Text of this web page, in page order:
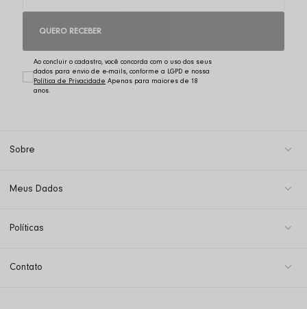
QUERO RECEBER
Ao concluir o cadastro, você concorda com o uso dos seus
dados para envio de e-mails, conforme a LGPD e nossa
Política de Privacidade
Sobre
Meus Dados
Políticas
Contato